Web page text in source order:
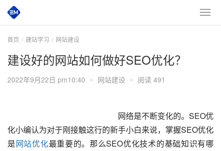
首页 建站学习 网站建设
建设好的网站如何做好SEO优化？
2022年9月22日 pm10:40 • 网站建设 • 阅读 491
网络是不断变化的。SEO优
化小编认为对于刚接触这行的新手小白来说，掌握SEO优化
是网站优化最重要的。那么SEO优化技术的基础知识有哪